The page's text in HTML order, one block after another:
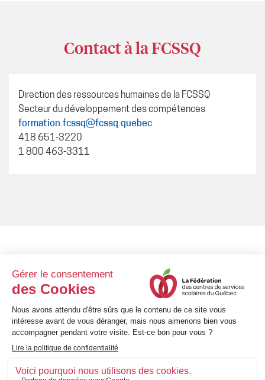
Contact à la FCSSQ
Direction des ressources humaines de la FCSSQ
Secteur du développement des compétences
formation.fcssq@fcssq.quebec
418 651-3220
1 800 463-3311
Lundi au vendredi
1001, avenue Bégon • Québec (Québec) • G1X 3M4
Téléphone : 418 651-3220 • Sans frais : 1 800 463-3311
info@fcssq.quebec